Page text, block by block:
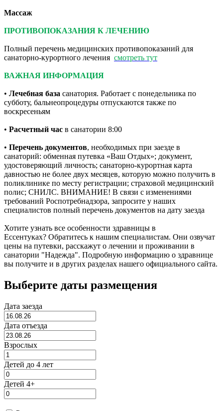
Массаж
ПРОТИВОПОКАЗАНИЯ К ЛЕЧЕНИЮ
Полный перечень медицинских противопоказаний для
санаторно-курортного лечения смотреть тут
ВАЖНАЯ ИНФОРМАЦИЯ
• Лечебная база санатория. Работает с понедельника по
субботу, бальнеопроцедуры отпускаются также по
воскресеньям
• Расчетный час в санатории 8:00
• Перечень документов, необходимых при заезде в
санаторий: обменная путевка «Ваш Отдых»; документ,
удостоверяющий личность; санаторно-курортная карта
давностью не более двух месяцев, которую можно получить в
поликлинике по месту регистрации; страховой медицинский
полис; СНИЛС. ВНИМАНИЕ! В связи с изменениями
требований Роспотребнадзора, запросите у наших
специалистов полный перечень документов на дату заезда
Хотите узнать все особенности здравницы в
Ессентуках? Обратитесь к нашим специалистам. Они озвучат
цены на путевки, расскажут о лечении и проживании в
санатории "Надежда". Подробную информацию о здравнице
вы получите и в других разделах нашего официального сайта.
Выберите даты размещения
Дата заезда
Дата отъезда
Взрослых
Детей до 4 лет
Детей 4+